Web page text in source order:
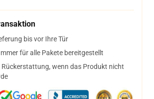
bis vor Ihre Tür
für alle Pakete bereitgestellt
wenn das Produkt nicht